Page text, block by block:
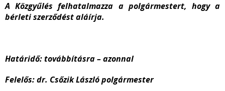
A Közgyűlés felhatalmazza a polgármestert, hogy a
bérleti szerződést aláírja.
Határidő: továbbításra – azonnal
Felelős: dr. Csőzik László polgármester